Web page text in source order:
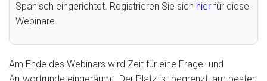
Spanisch eingerichtet. Registrieren Sie sich hier für diese
Webinare
Am Ende des Webinars wird Zeit für eine Frage- und